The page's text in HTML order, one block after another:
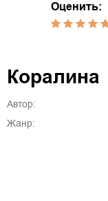
Оценить:
Коралина
Автор:
Жанр: